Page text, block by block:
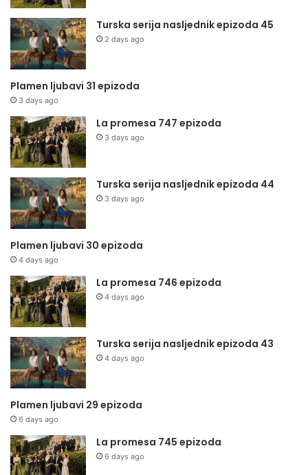
Turska serija nasljednik epizoda 45
2 days ago
Plamen ljubavi 31 epizoda
3 days ago
La promesa 747 epizoda
3 days ago
Turska serija nasljednik epizoda 44
3 days ago
Plamen ljubavi 30 epizoda
4 days ago
La promesa 746 epizoda
4 days ago
Turska serija nasljednik epizoda 43
4 days ago
Plamen ljubavi 29 epizoda
6 days ago
La promesa 745 epizoda
6 days ago